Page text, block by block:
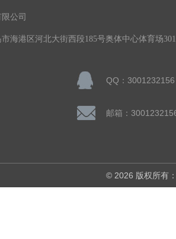
公司
海港区河北大街西段185号奥体中心体育场
QQ：3001232156
邮箱：
© 2026 版权所有